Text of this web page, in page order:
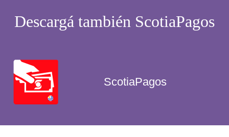
Descargá también ScotiaPagos
ScotiaPagos